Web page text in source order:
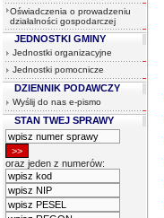
Oświadczenia o prowadzeniu
działalności gospodarczej
JEDNOSTKI GMINY
Jednostki organizacyjne
Jednostki pomocnicze
DZIENNIK PODAWCZY
Wyślij do nas e-pismo
STAN TWEJ SPRAWY
oraz jeden z numerów: